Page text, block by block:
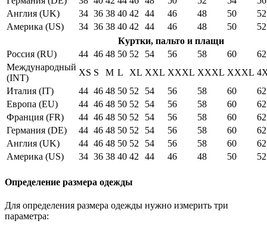
Англия (UK)
34 36 38 40 42 44 46 48 50
52
Америка (US)
34 36 38 40 42 44 46 48 50
52
Куртки, пальто и плащи
Россия (RU)
44 46 48 50 52 54 56 58 60
62
Международный
(INT)
XS S M L XL XXL XXXL XXXL XXXL
Италия (IT)
44 46 48 50 52 54 56 58 60
62
Европа (EU)
44 46 48 50 52 54 56 58 60
62
Франция (FR)
44 46 48 50 52 54 56 58 60
62
Германия (DE)
44 46 48 50 52 54 56 58 60
62
Англия (UK)
44 46 48 50 52 54 56 58 60
62
Америка (US)
34 36 38 40 42 44 46 48 50 52
Определение размера одежды
Для определения размера одежды нужно измерить три
параметра: